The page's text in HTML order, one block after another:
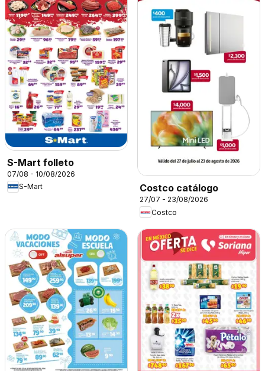
S-Mart folleto
07/08 - 10/08/2026
S-Mart
Costco catálogo
27/07 - 23/08/2026
Costco